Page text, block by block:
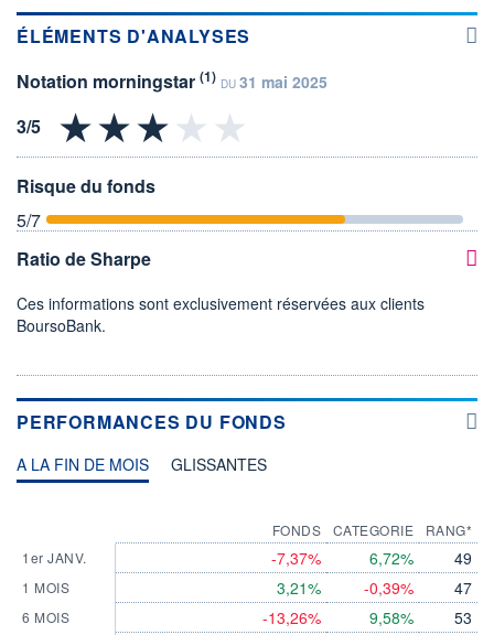
ÉLÉMENTS D'ANALYSES
Notation morningstar (1) DU 31 mai 2025
Risque du fonds
5/7
Ratio de Sharpe
Ces informations sont exclusivement réservées aux clients
BoursoBank.
PERFORMANCES DU FONDS
A LA FIN DE MOIS GLISSANTES
1er JANV.
1 MOIS
6 MOIS
FONDS
-7,37%
3,21%
-13,26%
CATEGORIE
6,72%
-0,39%
9,58%
RANG*
49
47
53